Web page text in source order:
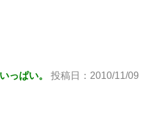
っぱい。 投稿日：2010/11/09